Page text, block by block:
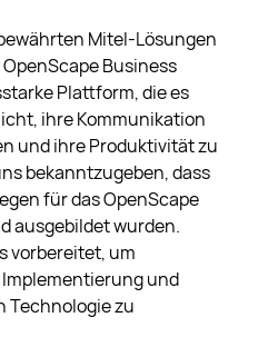
Mitel-Lösungen
Business
Plattform, die es
ihre Kommunikation
und ihre Produktivität zu
bekanntzugeben, dass
für das OpenScape
ausgebildet wurden.
vorbereitet, um
und
Technologie zu